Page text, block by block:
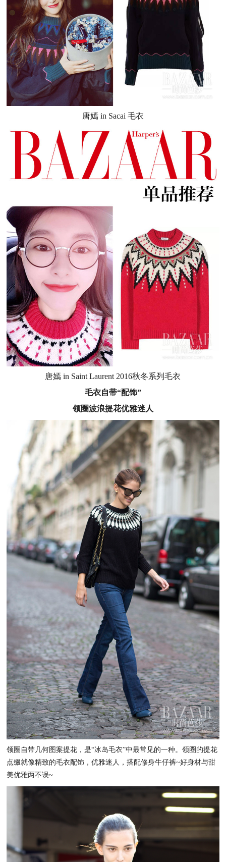
唐嫣 in Sacai 毛衣
唐嫣 in Saint Laurent 2016秋冬系列毛衣
毛衣自带“配饰”
领圈波浪提花优雅迷人
领圈自带几何图案提花，是“冰岛毛衣”中最常见的一种。领圈的提花
点缀就像精致的毛衣配饰，优雅迷人，搭配修身牛仔裤~好身材与甜
美优雅两不误~